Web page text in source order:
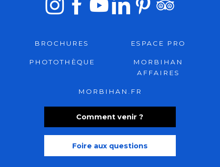
Comment venir ?
Foire aux questions
BROCHURES ESPACE PRO
PHOTOTHÈQUE
MORBIHAN
AFFAIRES
MORBIHAN.FR